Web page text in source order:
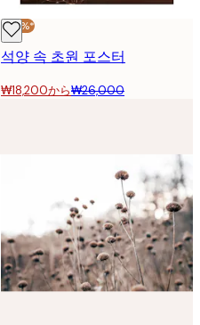
-30%*
석양 속 초원 포스터
₩18,200から₩26,000